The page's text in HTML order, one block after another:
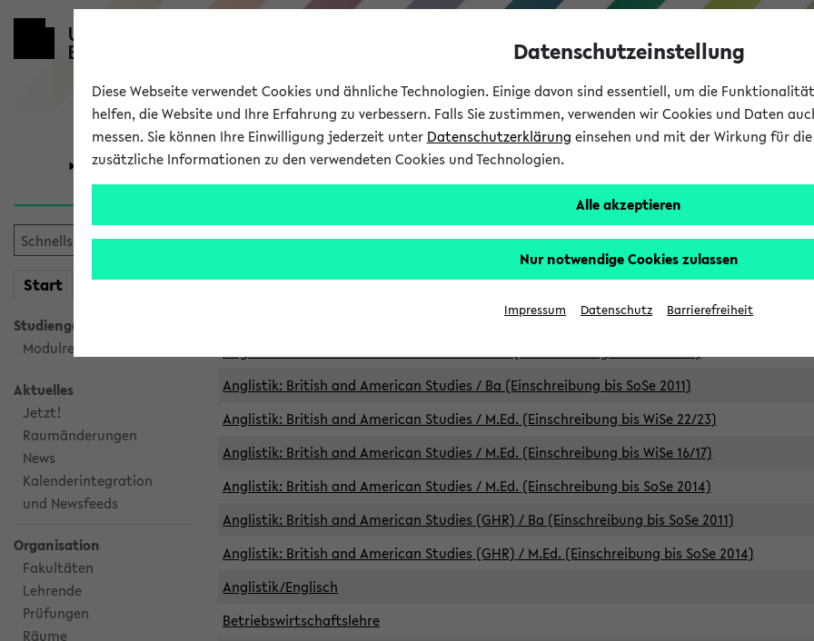
Universität Forschung Studium
Start meineKVV
Studiengangsauswahl
Modulrecherche
Aktuelles
Jetzt!
Raumänderungen
News
Kalenderintegration
und Newsfeeds
Organisation
Fakultäten
Lehrende
Prüfungen
Räume
Archivierte Studiengänge
Anglistik: British and American Studies / B.A. (Einschreibung bis WiSe 16/17)
Anglistik: British and American Studies / B.A. (Einschreibung bis SoSe 2015)
Anglistik: British and American Studies / Ba (Einschreibung bis SoSe 2011)
Anglistik: British and American Studies / M.Ed. (Einschreibung bis WiSe 22/23)
Anglistik: British and American Studies / M.Ed. (Einschreibung bis WiSe 16/17)
Anglistik: British and American Studies / M.Ed. (Einschreibung bis SoSe 2014)
Anglistik: British and American Studies (GHR) / Ba (Einschreibung bis SoSe 2011)
Anglistik: British and American Studies (GHR) / M.Ed. (Einschreibung bis SoSe 2014)
Anglistik/Englisch
Betriebswirtschaftslehre
Datenschutzeinstellung
Diese Webseite verwendet Cookies und ähnliche Technologien. Einige davon sind essentiell, um die
helfen, die Website und Ihre Erfahrung zu verbessern. Falls Sie zustimmen, verwenden wir Cookies und Daten
messen. Sie können Ihre Einwilligung jederzeit unter Datenschutzerklärung einsehen und mit der Wirkung für
zusätzliche Informationen zu den verwendeten Cookies und Technologien.
Alle akzeptieren
Nur notwendige Cookies zulassen
Impressum Datenschutz Barrierefreiheit